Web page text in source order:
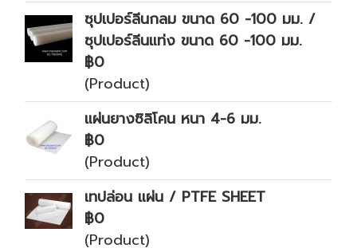
ซุปเปอร์ลีนกลม ขนาด 60 -100 มม. /
ซุปเปอร์ลีนแท่ง ขนาด 60 -100 มม.
฿0
(Product)
แผ่นยางซิลิโคน หนา 4-6 มม.
฿0
(Product)
เทปล่อน แผ่น / PTFE SHEET
฿0
(Product)